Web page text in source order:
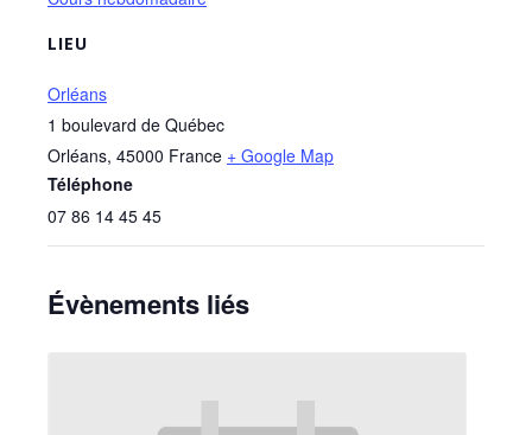
LIEU
Orléans
1 boulevard de Québec
Orléans, 45000 France + Google Map
Téléphone
07 86 14 45 45
Évènements liés